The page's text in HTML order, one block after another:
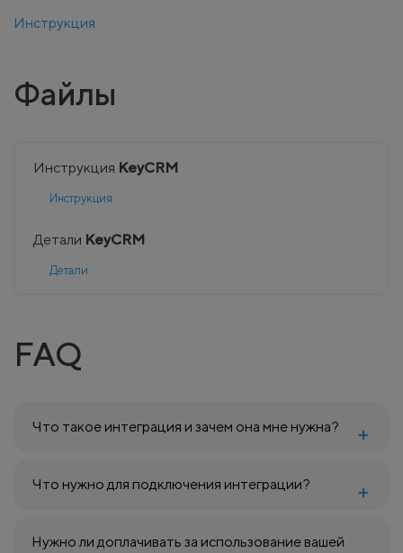
Инструкция
Файлы
Инструкция KeyCRM
Инструкция
Детали KeyCRM
Детали
FAQ
Что такое интеграция и зачем она мне нужна?
Что нужно для подключения интеграции?
Нужно ли доплачивать за использование вашей